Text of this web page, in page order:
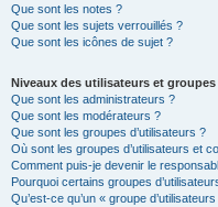
Que sont les notes ?
Que sont les sujets verrouillés ?
Que sont les icônes de sujet ?
Niveaux des utilisateurs et groupes
Que sont les administrateurs ?
Que sont les modérateurs ?
Que sont les groupes d’utilisateurs ?
Où sont les groupes d’utilisateurs et
Comment puis-je devenir le
Pourquoi certains groupes
Qu’est-ce qu’un « groupe